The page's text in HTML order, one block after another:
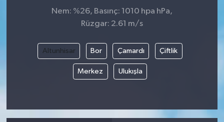
Nem: %26, Basınç: 1010 hpa hPa,
Rüzgar: 2.61 m/s
Altunhisar Bor Çamardı Çiftlik
Merkez Ulukışla